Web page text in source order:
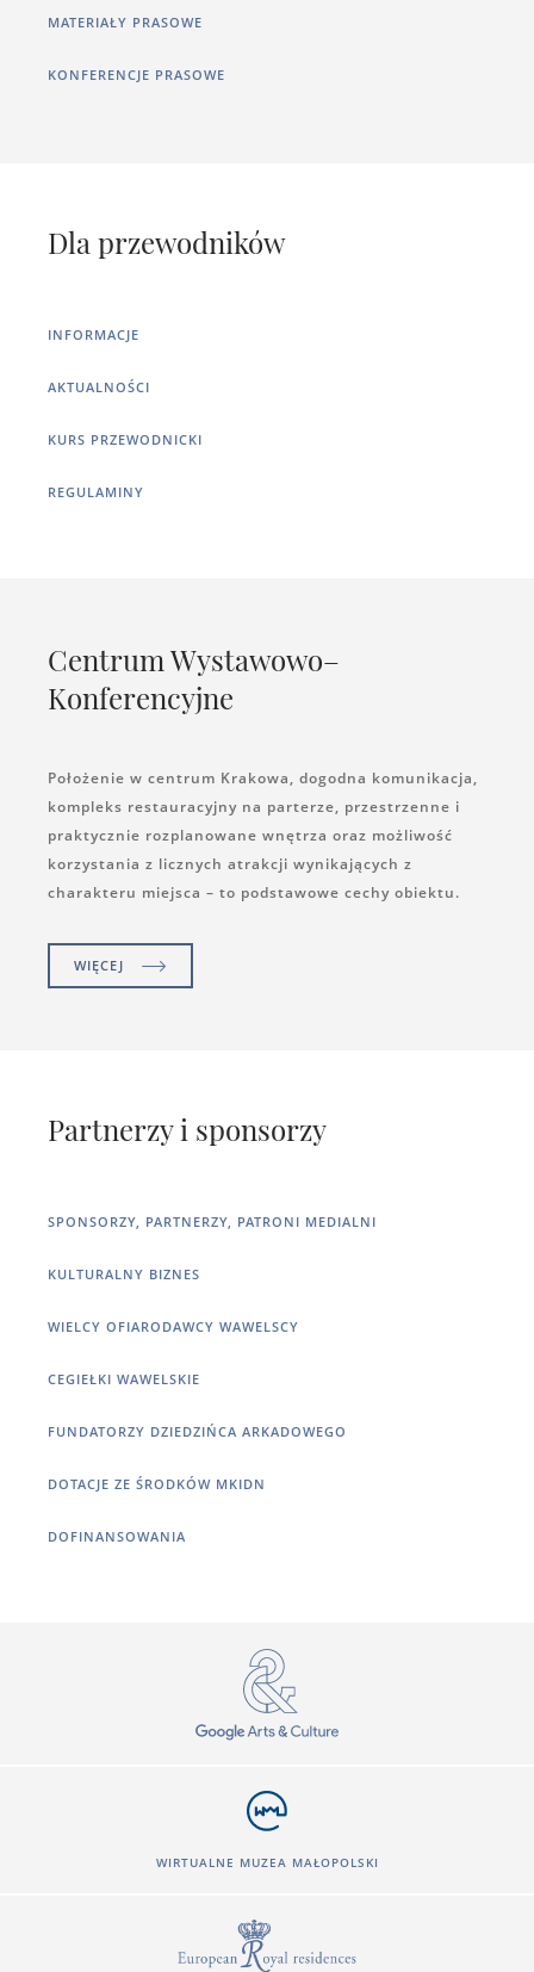
MATERIAŁY PRASOWE
KONFERENCJE PRASOWE
Dla przewodników
INFORMACJE
AKTUALNOŚCI
KURS PRZEWODNICKI
REGULAMINY
Centrum Wystawowo–
Konferencyjne
Położenie w centrum Krakowa, dogodna komunikacja,
kompleks restauracyjny na parterze, przestrzenne i
praktycznie rozplanowane wnętrza oraz możliwość
korzystania z licznych atrakcji wynikających z
charakteru miejsca – to podstawowe cechy obiektu.
WIĘCEJ
Partnerzy i sponsorzy
SPONSORZY, PARTNERZY, PATRONI MEDIALNI
KULTURALNY BIZNES
WIELCY OFIARODAWCY WAWELSCY
CEGIEŁKI WAWELSKIE
FUNDATORZY DZIEDZIŃCA ARKADOWEGO
DOTACJE ZE ŚRODKÓW MKIDN
DOFINANSOWANIA
WIRTUALNE MUZEA MAŁOPOLSKI